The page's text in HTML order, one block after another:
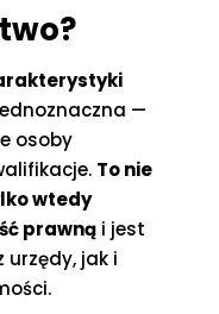
—
osoby
To nie
wtedy
prawną i jest
urzędy, jak i